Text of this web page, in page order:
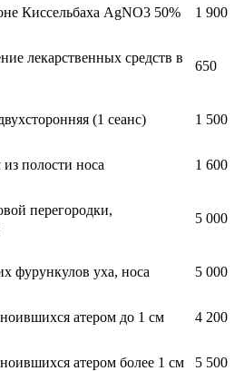
Киссельбаха AgNO3 50% 1 900
лекарственных средств в
650
(1 сеанс) 1 500
полости носа 1 600
перегородки,
5 000
фурункулов уха, носа 5 000
атером до 1 см 4 200
атером более 1 см 5 500